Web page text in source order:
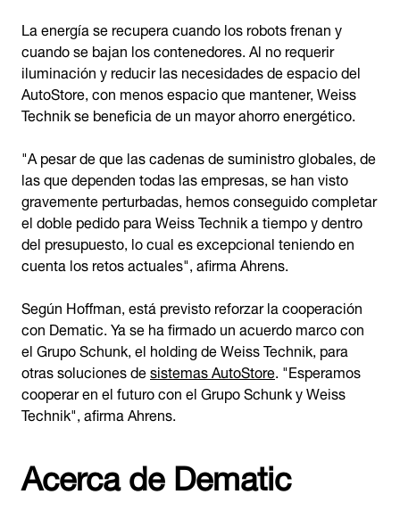
La energía se recupera cuando los robots frenan y
cuando se bajan los contenedores. Al no requerir
iluminación y reducir las necesidades de espacio del
AutoStore, con menos espacio que mantener, Weiss
Technik se beneficia de un mayor ahorro energético.
"A pesar de que las cadenas de suministro globales, de
las que dependen todas las empresas, se han visto
gravemente perturbadas, hemos conseguido completar
el doble pedido para Weiss Technik a tiempo y dentro
del presupuesto, lo cual es excepcional teniendo en
cuenta los retos actuales", afirma Ahrens.
Según Hoffman, está previsto reforzar la cooperación
con Dematic. Ya se ha firmado un acuerdo marco con
el Grupo Schunk, el holding de Weiss Technik, para
otras soluciones desistemas AutoStore. "Esperamos
cooperar en el futuro con el Grupo Schunk y Weiss
Technik", afirma Ahrens.
Acerca de Dematic